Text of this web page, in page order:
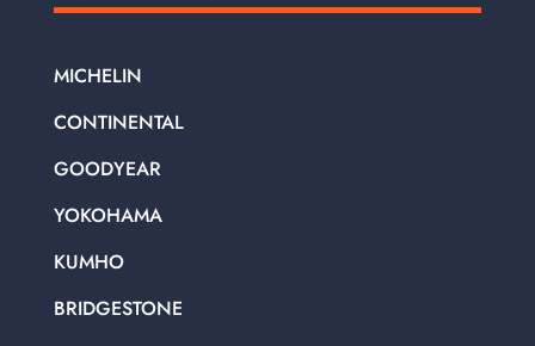
MICHELIN
CONTINENTAL
GOODYEAR
YOKOHAMA
KUMHO
BRIDGESTONE